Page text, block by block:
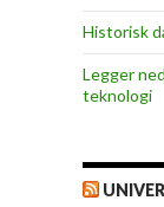
Historisk
Legger
teknologi